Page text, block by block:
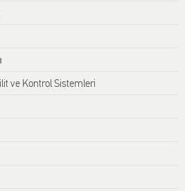
ve Kontrol Sistemleri